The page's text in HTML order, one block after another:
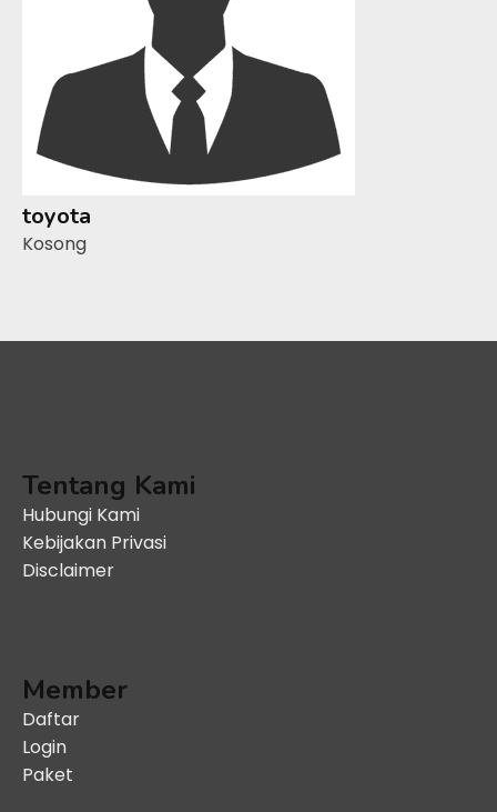
toyota
Kosong
Tentang Kami
Hubungi Kami
Kebijakan Privasi
Disclaimer
Member
Daftar
Login
Paket